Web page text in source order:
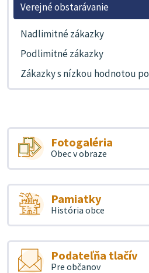
Verejné obstarávanie
Nadlimitné zákazky
Podlimitné zákazky
Zákazky s nízkou hodnotou
Fotogaléria
Obec v obraze
Pamiatky
História obce
Podateľňa tlačív
Pre občanov